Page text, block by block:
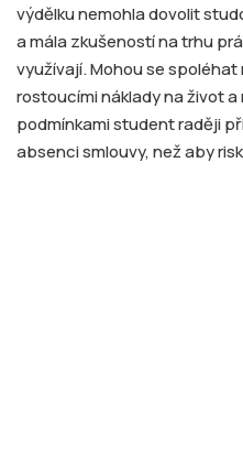
výdělku nemohla dovolit
a mála zkušeností na trhu
využívají. Mohou se
rostoucími náklady na život
podmínkami student raději
absenci smlouvy, než aby